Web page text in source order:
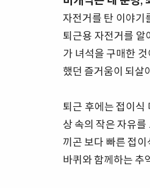
자전거를 탄 이야기
퇴근용 자전거를 알
가 녀석을 구매한
했던 즐거움이 되살
퇴근 후에는 접이식
상 속의 작은 자유
끼곤 보다 빠른 접
바퀴와 함께하는 추